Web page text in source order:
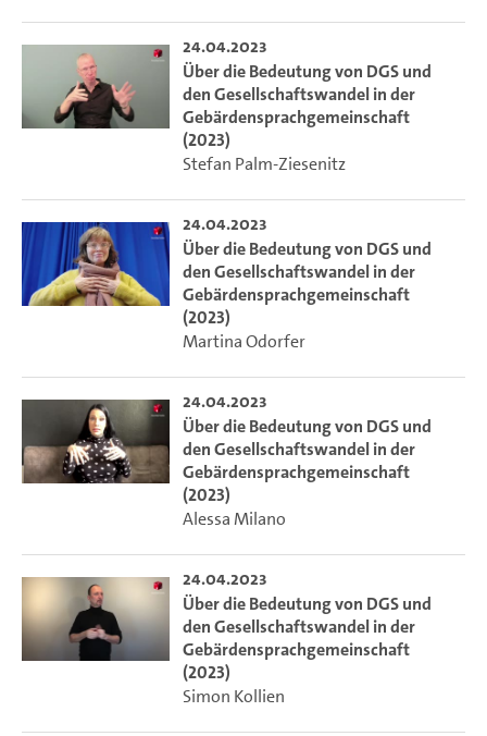
24.04.2023
Über die Bedeutung von DGS und
den Gesellschaftswandel in der
Gebärdensprachgemeinschaft
(2023)
Stefan Palm-Ziesenitz
24.04.2023
Über die Bedeutung von DGS und
den Gesellschaftswandel in der
Gebärdensprachgemeinschaft
(2023)
Martina Odorfer
24.04.2023
Über die Bedeutung von DGS und
den Gesellschaftswandel in der
Gebärdensprachgemeinschaft
(2023)
Alessa Milano
24.04.2023
Über die Bedeutung von DGS und
den Gesellschaftswandel in der
Gebärdensprachgemeinschaft
(2023)
Simon Kollien